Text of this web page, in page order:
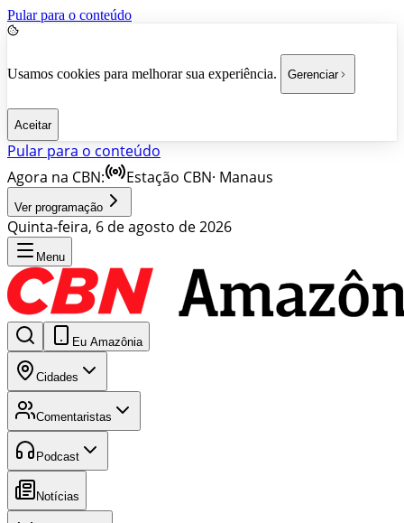
Pular para o conteúdo
Usamos cookies para melhorar sua experiência. Gerenciar
Aceitar
Pular para o conteúdo
Agora na CBN:
Estação CBN· Manaus
Ver programação
Quinta-feira, 6 de agosto de 2026
Menu
Eu Amazônia
Cidades
Comentaristas
Podcast
Notícias